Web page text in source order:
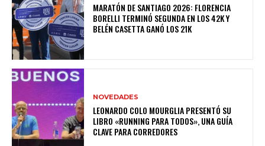
MARATÓN DE SANTIAGO 2026: FLORENCIA
BORELLI TERMINÓ SEGUNDA EN LOS 42K Y
BELÉN CASETTA GANÓ LOS 21K
NOVEDADES
LEONARDO COLO MOURGLIA PRESENTÓ SU
LIBRO «RUNNING PARA TODOS», UNA GUÍA
CLAVE PARA CORREDORES